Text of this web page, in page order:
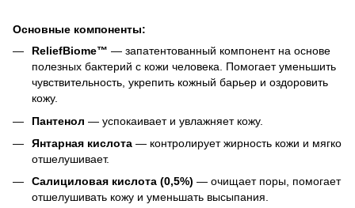
Основные компоненты:
ReliefBiome™ — запатентованный компонент на основе
полезных бактерий с кожи человека. Помогает уменьшить
чувствительность, укрепить кожный барьер и оздоровить
кожу.
Пантенол — успокаивает и увлажняет кожу.
Янтарная кислота — контролирует жирность кожи и мягко
отшелушивает.
Салициловая кислота (0,5%) — очищает поры, помогает
отшелушивать кожу и уменьшать высыпания.